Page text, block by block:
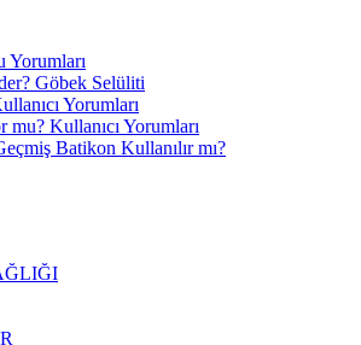
Göbek Selüliti
Yorumları
Kullanıcı Yorumları
Batikon Kullanılır mı?